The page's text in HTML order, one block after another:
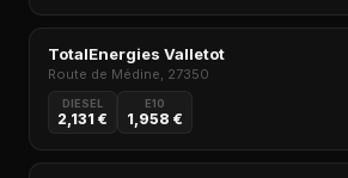
TotalEnergies Valletot
Route de Médine, 27350
DIESEL
2,131 €
E10
1,958 €